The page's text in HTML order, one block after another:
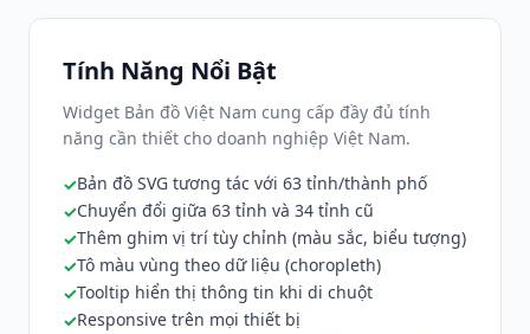
Tính Năng Nổi Bật
Widget Bản đồ Việt Nam cung cấp đầy đủ tính
năng cần thiết cho doanh nghiệp Việt Nam.
Bản đồ SVG tương tác với 63 tỉnh/thành phố
Chuyển đổi giữa 63 tỉnh và 34 tỉnh cũ
Thêm ghim vị trí tùy chỉnh (màu sắc, biểu tượng)
Tô màu vùng theo dữ liệu (choropleth)
Tooltip hiển thị thông tin khi di chuột
Responsive trên mọi thiết bị